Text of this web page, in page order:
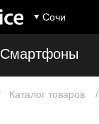
Сочи
Смартфоны
Каталог товаров